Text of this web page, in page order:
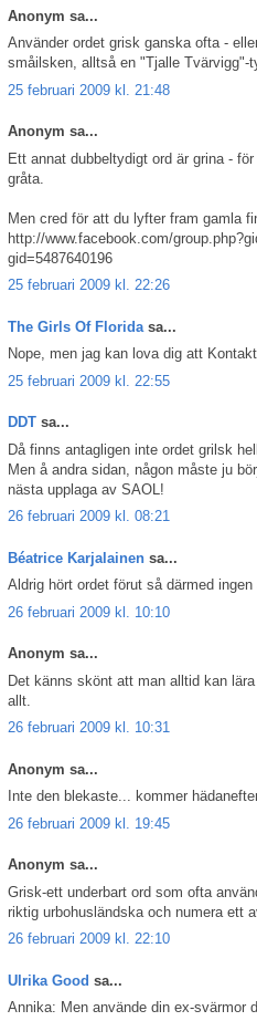
Anonym sa...
Använder ordet grisk ganska ofta -
småilsken, alltså en "Tjalle Tvärvigg"-
25 februari 2009 kl. 21:48
Anonym sa...
Ett annat dubbeltydigt ord är grina -
gråta.
Men cred för att du lyfter fram gamla
http://www.facebook.com/
gid=5487640196
25 februari 2009 kl. 22:26
The Girls Of Florida sa...
Nope, men jag kan lova dig att
25 februari 2009 kl. 22:55
DDT sa...
Då finns antagligen inte ordet grilsk
Men å andra sidan, någon måste ju
nästa upplaga av SAOL!
26 februari 2009 kl. 08:21
Béatrice Karjalainen sa...
Aldrig hört ordet förut så därmed
26 februari 2009 kl. 10:10
Anonym sa...
Det känns skönt att man alltid kan
allt.
26 februari 2009 kl. 10:31
Anonym sa...
Inte den blekaste... kommer
26 februari 2009 kl. 19:45
Anonym sa...
Grisk-ett underbart ord som ofta
riktig urbohusländska och numera ett
26 februari 2009 kl. 22:10
Ulrika Good sa...
Annika: Men använde din ex-svärmor